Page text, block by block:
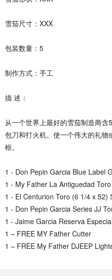
雪茄尺寸：XXX
包装数量：5
制作方式：手工
描 述：
从一个世界上最好的雪茄制造商
包刀和打火机。使一个伟大的礼
框。
1 - Don Pepin Garcia Blue Label
1 - My Father La Antiguedad
1 - El Centurion Toro (6 1/4 x 52)
1 - Don Pepin Garcia Series JJ
1 - Jaime Garcia Reserva
1 – FREE MY Father Cutter
1 – FREE My Father DJEEP